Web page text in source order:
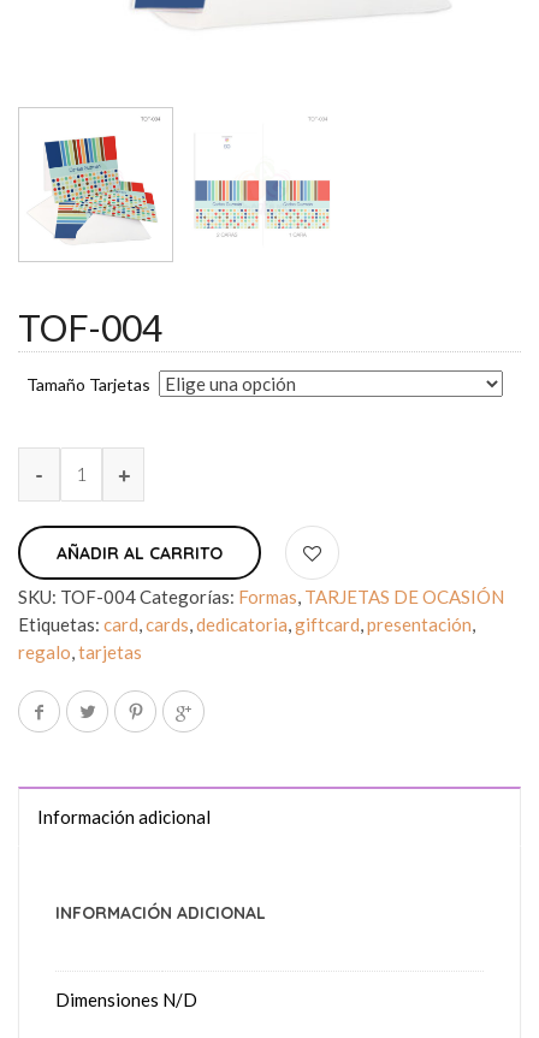
TOF-004
Tamaño Tarjetas
AÑADIR AL CARRITO
SKU: TOF-004Categorías: Formas, TARJETAS DE OCASIÓN
Etiquetas: card,cards,dedicatoria,giftcard,presentación,
regalo,tarjetas
Información adicional
INFORMACIÓN ADICIONAL
Dimensiones N/D